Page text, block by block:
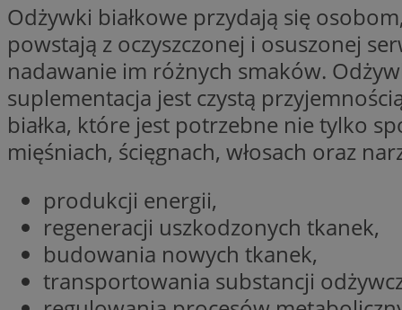
Odżywki białkowe przydają się
powstają z oczyszczonej i osuszonej
nadawanie im różnych smaków.
suplementacja jest czystą
białka, które jest potrzebne nie tylko
mięśniach, ścięgnach, włosach oraz
produkcji energii,
regeneracji uszkodzonych tkanek,
budowania nowych tkanek,
transportowania substancji
FCCDCF
_clsk
_ga_NBM6HFESG6
OAID
MUID
ANONCHK